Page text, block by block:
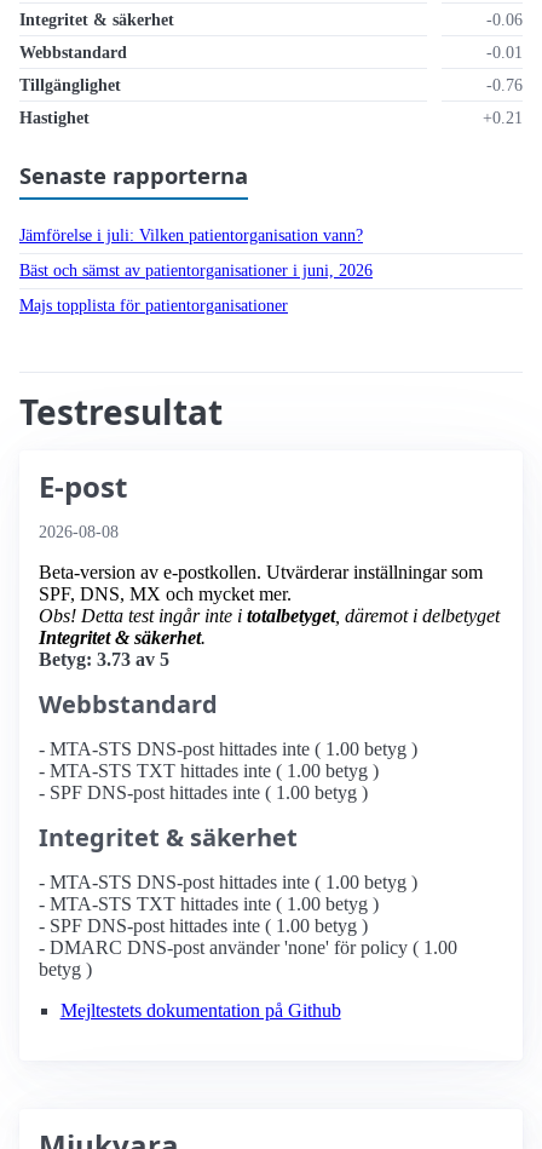
Integritet & säkerhet
-0.06
Webbstandard
-0.01
Tillgänglighet
-0.76
Hastighet
+0.21
Senaste rapporterna
Jämförelse i juli: Vilken patient­organisation vann?
Bäst och sämst av patient­organisationer i juni, 2026
Majs topplista för patient­organisationer
Testresultat
E-post
2026-08-08
Beta-version av e-postkollen. Utvärderar inställningar som
SPF, DNS, MX och mycket mer.
Obs! Detta test ingår inte i totalbetyget, däremot i delbetyget
Integritet & säkerhet.
Betyg: 3.73 av 5
Webbstandard
- MTA-STS DNS-post hittades inte ( 1.00 betyg )
- MTA-STS TXT hittades inte ( 1.00 betyg )
- SPF DNS-post hittades inte ( 1.00 betyg )
Integritet & säkerhet
- MTA-STS DNS-post hittades inte ( 1.00 betyg )
- MTA-STS TXT hittades inte ( 1.00 betyg )
- SPF DNS-post hittades inte ( 1.00 betyg )
- DMARC DNS-post använder 'none' för policy ( 1.00
betyg )
Mejltestets dokumentation på Github